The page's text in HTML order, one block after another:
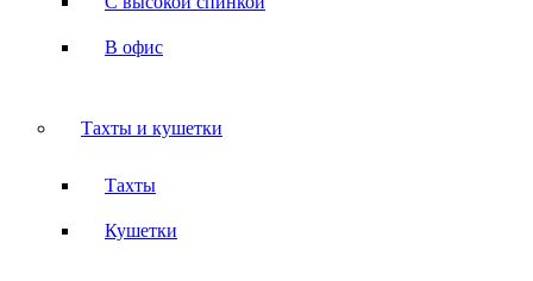
В офис
Тахты и кушетки
Тахты
Кушетки